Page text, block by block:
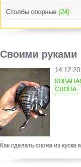
Столбы опорные (24)
Своими руками
СЛОНА.
Как сделать слона из куска